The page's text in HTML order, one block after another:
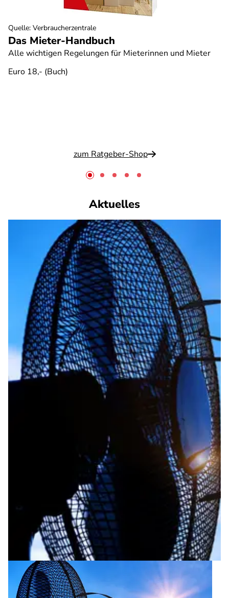
Das Mieter-Handbuch
Alle wichtigen Regelungen für Mieterinnen und Mieter
Euro 18,- (Buch)
zum Ratgeber-Shop
Quelle: Verbraucherzentrale
Aktuelles